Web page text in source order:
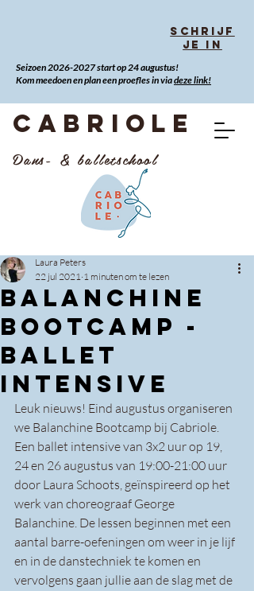
CABRIOLE
Dans- & balletschool
Schrijf
je in
Seizoen2026-2027start op 24 augustus!
Kom meedoen en plan een proefles in viadeze link!
BALANCHINE
BOOTCAMP -
BALLET
INTENSIVE
Laura Peters
22 jul 2021 1 minuten om te lezen
Leuk nieuws! Eind augustus organiseren
we Balanchine Bootcamp bij Cabriole.
Een ballet intensive van 3x2 uur op 19,
24 en 26 augustus van 19:00-21:00 uur
door Laura Schoots, geïnspireerd op het
werk van choreograaf George
Balanchine. De lessen beginnen met een
aantal barre-oefeningen om weer in je lijf
en in de danstechniek te komen en
vervolgens gaan jullie aan de slag met de